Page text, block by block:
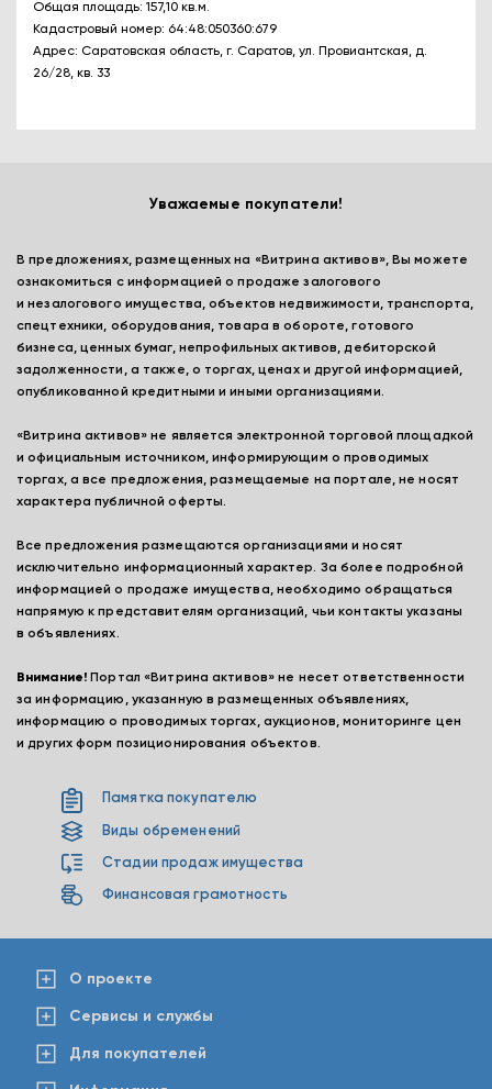
Общая площадь: 157,10 кв.м.
Кадастровый номер: 64:48:050360:679
Адрес: Саратовская область, г. Саратов, ул. Провиантская, д.
26/28, кв. 33
Уважаемые покупатели!
В предложениях, размещенных на «Витрина активов», Вы можете
ознакомиться с информацией о продаже залогового
и незалогового имущества, объектов недвижимости, транспорта,
спецтехники, оборудования, товара в обороте, готового
бизнеса, ценных бумаг, непрофильных активов, дебиторской
задолженности, а также, о торгах, ценах и другой информацией,
опубликованной кредитными и иными организациями.
«Витрина активов» не является электронной торговой площадкой
и официальным источником, информирующим о проводимых
торгах, а все предложения, размещаемые на портале, не носят
характера публичной оферты.
Все предложения размещаются организациями и носят
исключительно информационный характер. За более подробной
информацией о продаже имущества, необходимо обращаться
напрямую к представителям организаций, чьи контакты указаны
в объявлениях.
Внимание! Портал «Витрина активов» не несет ответственности
за информацию, указанную в размещенных объявлениях,
информацию о проводимых торгах, аукционов, мониторинге цен
и других форм позиционирования объектов.
Памятка покупателю
Виды обременений
Стадии продаж имущества
Финансовая грамотность
О проекте
Сервисы и службы
Для покупателей